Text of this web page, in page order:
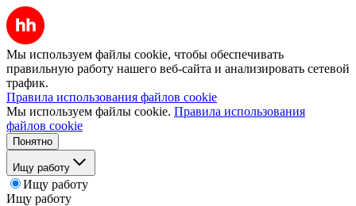
Мы используем файлы cookie, чтобы обеспечивать
правильную работу нашего веб-сайта и анализировать сетевой
трафик.
Правила использования файлов cookie
Мы используем файлы cookie. Правила использования
файлов cookie
Понятно
Ищу работу
Ищу работу
Ищу работу